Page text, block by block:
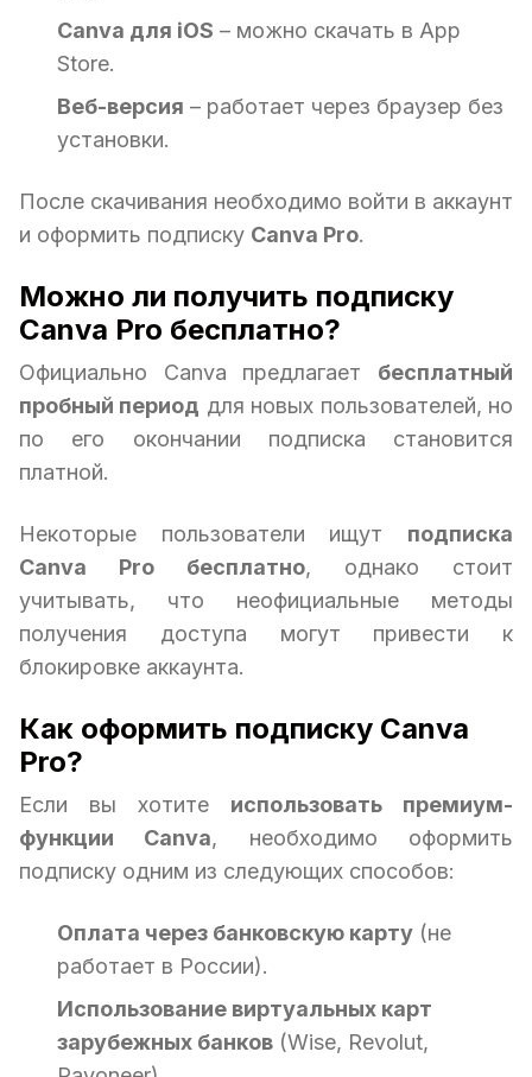
Canva для iOS – можно скачать в App
Store.
Веб-версия – работает через браузер без
установки.
После скачивания необходимо войти в аккаунт
и оформить подписку Canva Pro.
Можно ли получить подписку
Canva Pro бесплатно?
Официально Canva предлагает бесплатный
пробный период для новых пользователей, но
по его окончании подписка становится
платной.
Некоторые пользователи ищут подписка
Canva Pro бесплатно, однако стоит
учитывать, что неофициальные методы
получения доступа могут привести к
блокировке аккаунта.
Как оформить подписку Canva
Pro?
Если вы хотите использовать премиум-
функции Canva, необходимо оформить
подписку одним из следующих способов:
Оплата через банковскую карту (не
работает в России).
Использование виртуальных карт
зарубежных банков (Wise, Revolut,